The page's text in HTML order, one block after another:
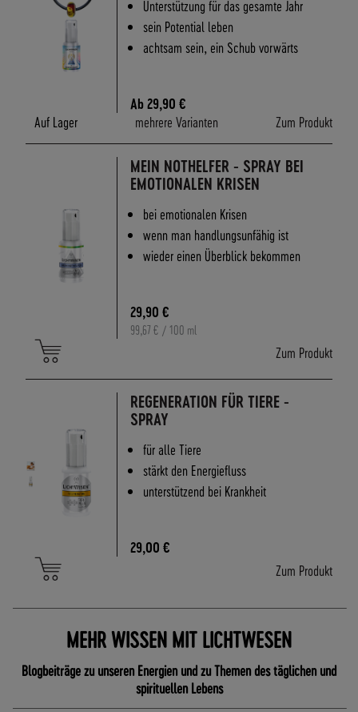
Unterstützung für das gesamte Jahr
sein Potential leben
achtsam sein, ein Schub vorwärts
Ab29,90 €
Auf Lager
mehrere Varianten Zum Produkt
MEIN NOTHELFER - SPRAY BEI
EMOTIONALEN KRISEN
bei emotionalen Krisen
wenn man handlungsunfähig ist
wieder einen Überblick bekommen
29,90 €
99,67 € / 100 ml
Zum Produkt
REGENERATION FÜR TIERE -
SPRAY
für alle Tiere
stärkt den Energiefluss
unterstützend bei Krankheit
29,00 €
Zum Produkt
MEHR WISSEN MIT LICHTWESEN
Blogbeiträge zu unseren Energien und zu Themen des täglichen und
spirituellen Lebens